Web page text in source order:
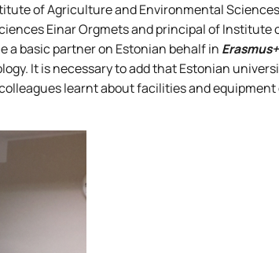
of Agriculture and Environmental Sciences
Einar Orgmets and principal of Institute
a basic partner on Estonian behalf in Erasmus+
It is necessary to add that Estonian
learnt about facilities and